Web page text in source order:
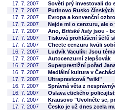
17. 7. 2007
Sověti prý investovali do
17. 7. 2007
Putinovo Rusko čínských
17. 7. 2007
Evropa a konvenční
17. 7. 2007
Nejde mi o cenzuru, ale o
17. 7. 2007
Ano, Britské listyjsou -
17. 7. 2007
Tisková prohlášení šéfů
17. 7. 2007
Chcete cenzuru kvůli
16. 7. 2007
Ludvík Vaculík: Jsou
17. 7. 2007
Autocenzurní zlepšovák
16. 7. 2007
Superprestižní pořad
16. 7. 2007
Mediální kultura v
17. 7. 2007
Ultrapravicová "wiki"
16. 7. 2007
Správná věta z
16. 7. 2007
Oslava etického
17. 7. 2007
Krausovo "Uvolněte se,
17. 7. 2007
Česko je už dnes zcela